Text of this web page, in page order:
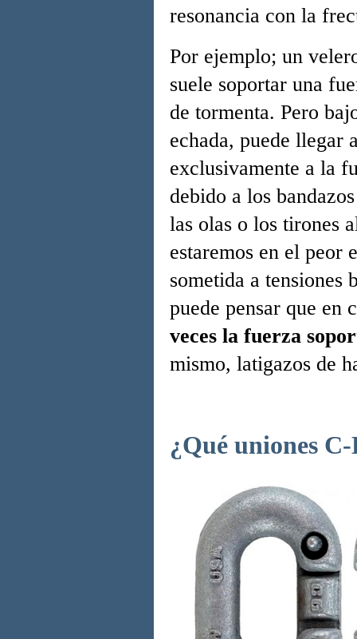
resonancia con la
Por ejemplo; un
suele soportar una
de tormenta. Pero
echada, puede llegar
exclusivamente a la
debido a los
las olas o los tirones
estaremos en el peor
sometida a tensiones
puede pensar que en
veces la fuerza
mismo, latigazos de
¿Qué uniones